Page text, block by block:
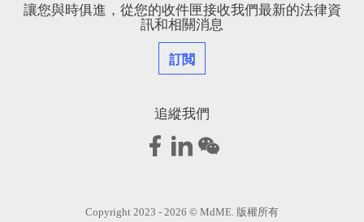
讓您與時俱進，從您的收件匣接收我們最新的法律資
訊和相關消息
訂閲
追縱我們
Copyright 2023 - 2026 © MdME. 版權所有